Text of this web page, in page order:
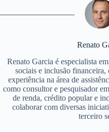
Renato
Renato Garcia é especialista
sociais e inclusão financeira,
experiência na área de
como consultor e pesquisador
de renda, crédito popular e
colaborar com diversas
terceiro